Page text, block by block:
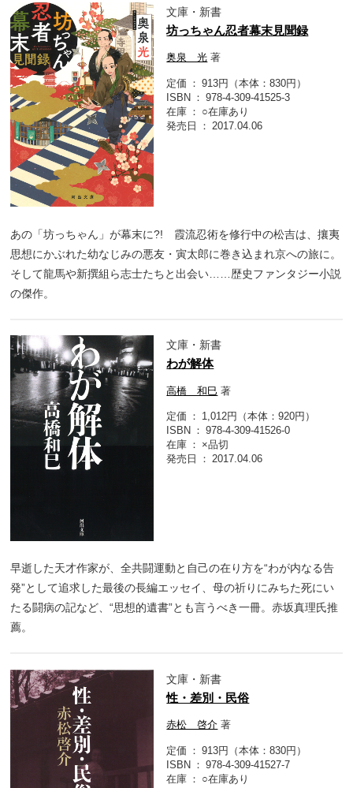
文庫・新書
坊っちゃん忍者幕末見聞録
奥泉 光 著
定価
913円（本体：830円）
ISBN
978-4-309-41525-3
在庫
○在庫あり
発売日
2017.04.06
あの「坊っちゃん」が幕末に?! 霞流忍術を修行中の松吉は、攘夷
思想にかぶれた幼なじみの悪友・寅太郎に巻き込まれ京への旅に。
そして龍馬や新撰組ら志士たちと出会い……歴史ファンタジー小説
の傑作。
文庫・新書
わが解体
高橋 和巳 著
定価
1,012円（本体：920円）
ISBN
978-4-309-41526-0
在庫
×品切
発売日
2017.04.06
早逝した天才作家が、全共闘運動と自己の在り方を“わが内なる告
発”として追求した最後の長編エッセイ、母の祈りにみちた死にい
たる闘病の記など、“思想的遺書”とも言うべき一冊。赤坂真理氏推
薦。
文庫・新書
性・差別・民俗
赤松 啓介 著
定価
913円（本体：830円）
ISBN
978-4-309-41527-7
在庫
○在庫あり